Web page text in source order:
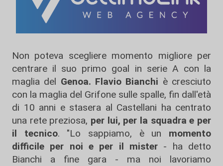
Non poteva scegliere momento migliore per
centrare il suo primo goal in serie A con la
maglia del Genoa. Flavio Bianchi è cresciuto
con la maglia del Grifone sulle spalle, fin dall'età
di 10 anni e stasera al Castellani ha centrato
una rete preziosa, per lui, per la squadra e per
il tecnico. "Lo sappiamo, è un momento
difficile per noi e per il mister - ha detto
Bianchi a fine gara - ma noi lavoriamo